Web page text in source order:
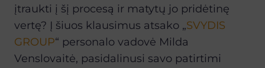
įtraukti į šį procesą ir matytų jo pridėtinę
vertę? Į šiuos klausimus atsako „SVYDIS
GROUP“ personalo vadovė Milda
Venslovaitė, pasidalinusi savo patirtimi